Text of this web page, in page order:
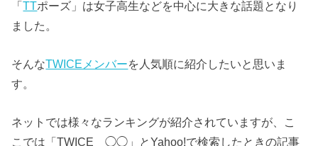
「TTポーズ」は女子高生などを中心に大きな話題となり
ました。
そんなTWICEメンバーを人気順に紹介したいと思いま
す。
ネットでは様々なランキングが紹介されていますが、こ
こでは「TWICE ◯◯」とYahoo!で検索したときの記事